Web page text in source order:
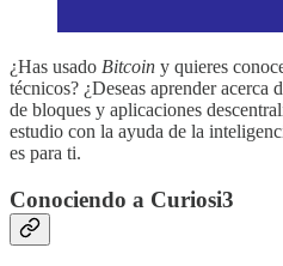
¿Has usado Bitcoin y quieres
técnicos? ¿Deseas aprender acerca
de bloques y aplicaciones
estudio con la ayuda de la
es para ti.
Conociendo a Curiosi3